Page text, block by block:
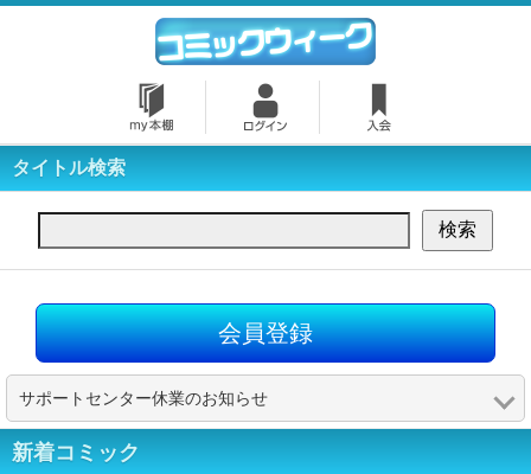
タイトル検索
会員登録
サポートセンター休業のお知らせ
新着コミック